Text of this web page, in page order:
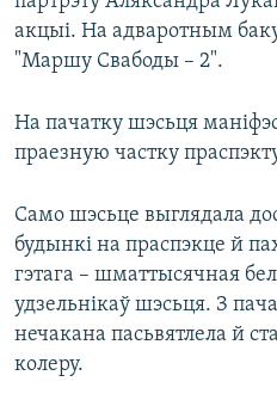
акцыі. На адваротным
"Маршу Свабоды – 2".
На пачатку шэсьця
праезную частку
Само шэсьце выглядала
будынкі на праспэкце й
гэтага – шматтысячная
удзельнікаў шэсьця. З
нечакана пасьвятлела й
колеру.